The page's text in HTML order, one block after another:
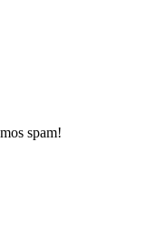
spam!